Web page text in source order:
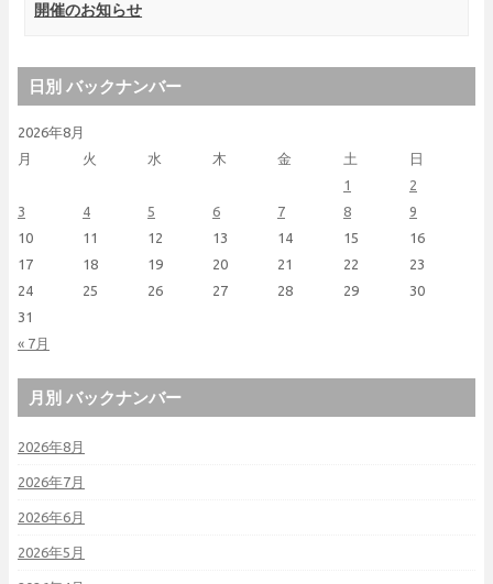
開催のお知らせ
日別 バックナンバー
2026年8月
月
火 水 木 金 土 日
« 7月
1
2
3
4 5 6 7 8
9
10
11 12 13 14 15
16
17
18 19 20 21 22
23
24
25 26 27 28 29
30
31
月別 バックナンバー
2026年8月
2026年7月
2026年6月
2026年5月